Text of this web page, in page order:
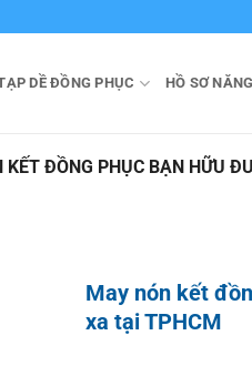
DỀ ĐỒNG PHỤC HỒ SƠ
KẾT ĐỒNG PHỤC BẠN HỮU
May nón kết
xa tại TPHCM